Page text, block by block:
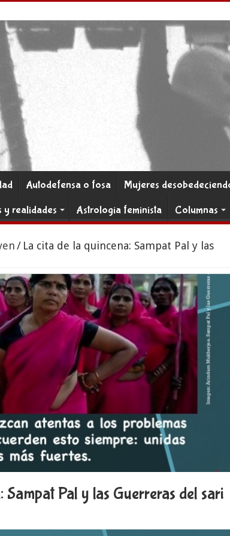
Autodefensa o fosa
Mujeres
y realidades Astrología feminista Columnas
/ La cita de la quincena: Sampat Pal y las
Sampat Pal y las Guerreras del sari